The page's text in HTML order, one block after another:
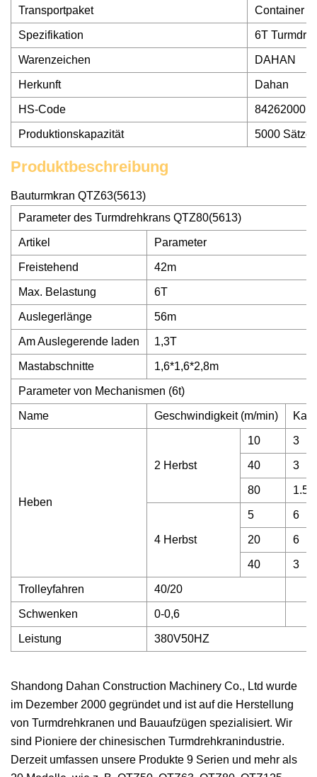
Transportpaket Container
Spezifikation 6T
Warenzeichen DAHAN
Herkunft Dahan
HS-Code 84262000
Produktionskapazität 5000
Produktbeschreibung
Bauturmkran QTZ63(5613)
Parameter des Turmdrehkrans QTZ80(5613)
Artikel Parameter
Freistehend 42m
Max. Belastung 6T
Auslegerlänge 56m
Am Auslegerende laden 1,3T
Mastabschnitte 1,6*1,6*2,8m
Parameter von Mechanismen (6t)
Name Geschwindigkeit (m/min)
Heben
2 Herbst
10 3
40 3
80 1.5
4 Herbst
5 6
20 6
40 3
Trolleyfahren 40/20
Schwenken 0-0,6
Leistung 380V50HZ
Shandong Dahan Construction Machinery Co., Ltd wurde
im Dezember 2000 gegründet und ist auf die Herstellung
von Turmdrehkranen und Bauaufzügen spezialisiert. Wir
sind Pioniere der chinesischen Turmdrehkranindustrie.
Derzeit umfassen unsere Produkte 9 Serien und mehr als